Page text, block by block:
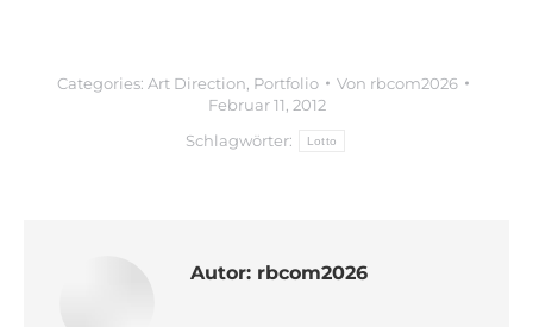
Categories: Art Direction Portfolio Von rbcom2026
Februar 11, 2012
Schlagwörter:
Lotto
Autor: rbcom2026